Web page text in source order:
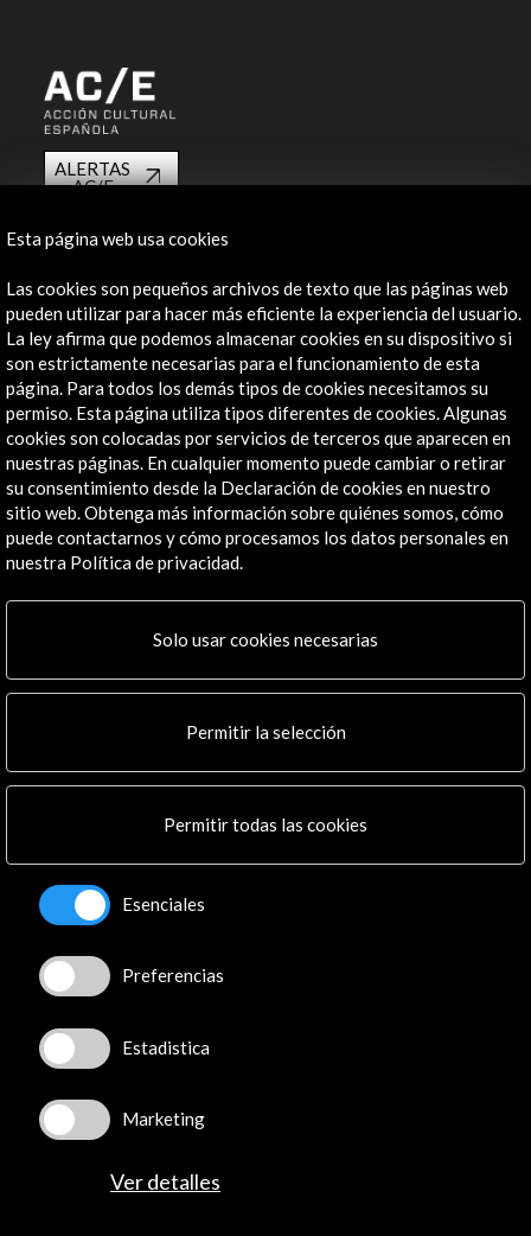
ALERTAS
AC/E
Contacta
info@accioncultural.es
+34 91 700 4000
José Abascal, 4 - 4º
28003 Madrid, España
Canales de contacto
Explora
Institucional
Actividades
Programa PICE
Residencias
Multimedia
Boletín digital
Conecta
X (Twitter)
Instagram
LinkedIn
Youtube
Spotify
Flickr
TikTok
Esta página web usa cookies
Las cookies son pequeños archivos de texto que las páginas web
pueden utilizar para hacer más eficiente la experiencia del usuario.
La ley afirma que podemos almacenar cookies en su dispositivo si
son estrictamente necesarias para el funcionamiento de esta
página. Para todos los demás tipos de cookies necesitamos su
permiso. Esta página utiliza tipos diferentes de cookies. Algunas
cookies son colocadas por servicios de terceros que aparecen en
nuestras páginas. En cualquier momento puede cambiar o retirar
su consentimiento desde la Declaración de cookies en nuestro
sitio web. Obtenga más información sobre quiénes somos, cómo
puede contactarnos y cómo procesamos los datos personales en
nuestra Política de privacidad.
Solo usar cookies necesarias
Permitir la selección
Permitir todas las cookies
Esenciales
Preferencias
Estadistica
Marketing
Ver detalles